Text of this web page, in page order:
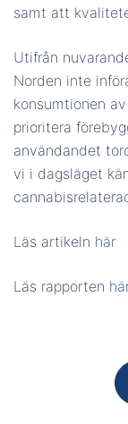
samt att
Utifrån
Norden inte
konsumtionen
prioritera
användandet
vi i dagsläget
Läs artikeln här
Läs rapporten